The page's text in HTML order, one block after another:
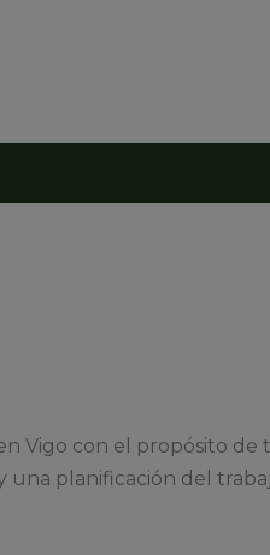
Vigo con el propósito de
una planificación del